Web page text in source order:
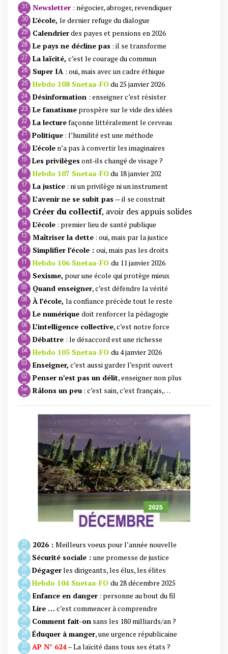
Newsletter : négocier, abroger, revendiquer
L’école, le dernier refuge du dialogue
Calendrierdes payes et pensions en 2026
Le pays ne décline pas : il se transforme
La laïcité, c’est le courage du commun
Super IA : oui, mais avec un cadre éthique
Hebdo 108 Snetaa-FOdu 25 janvier 2026
Désinformation : enseigner c’est résister
Le fanatisme prospère sur le vide des idées
La lecturefaçonne littéralement le cerveau
Politique : l’humilité est une méthode
L’école n’a pas à convertir les imaginaires
Les privilèges ont-ils changé de visage ?
Hebdo 107 Snetaa-FOdu 18 janvier 202
La justice : ni un privilège ni un instrument
L’avenir ne se subit pas — il se construit
Créer du collectif, avoir des appuis solides
L’école : premier lieu de santé publique
Maîtriser la dette : oui, mais par la justice
Simplifier l’école : oui, mais pas les droits
Hebdo 106 Snetaa-FO du 11 janvier 2026
Sexisme, pour une école qui protège mieux
Quand enseigner, c’est défendre la vérité
À l’école, la confiance précède tout le reste
Le numérique doit renforcer la pédagogie
L’intelligence collective, c’est notre force
Débattre : le désaccord est une richesse
Hebdo 105 Snetaa-FO du 4 janvier 2026
Enseigner, c’est aussi garder l’esprit ouvert
Penser n’est pas un délit, enseigner non plus
Râlons un peu : c’est sain, c’est français,…
2026 : Meilleurs voeux pour l’année nouvelle
Sécurité sociale : une promesse de justice
Dégagerles dirigeants, les élus, les élites
Hebdo 104 Snetaa-FO du 28 décembre 2025
Enfance en danger : personne au bout du fil
Lire … c’est commencer à comprendre
Comment fait-on sans les 180 milliards/an ?
Éduquer à manger, une urgence républicaine
AP N° 624– La laïcité dans tous ses états ?